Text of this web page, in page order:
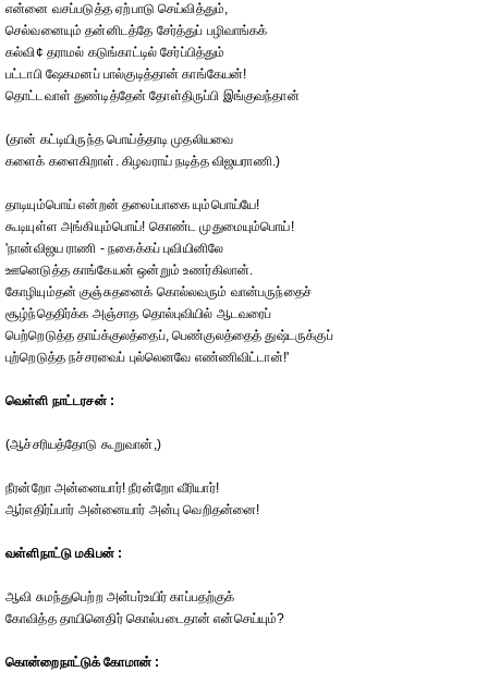
என்னை வசப்படுத்த ஏற்பாடு செய்வித்தும்,
செல்வனையும் தன்னிடத்தே சேர்த்துப் பழிவாங்கக்
கல்வி¢ தராமல் கடுங்காட்டில் சேர்ப்பித்தும்
பட்டாபி ஷேகமனப் பால்குடித்தான் காங்கேயன்!
தொட்டவாள் துண்டித்தேன் தோள்திருப்பி இங்குவந்தான்
(தான் கட்டியிருந்த பொய்த்தாடி முதலியவை
களைக் களைகிறாள். கிழவராய் நடித்த விஜயராணி.)
தாடியும்பொய் என்றன் தலைப்பாகை யும்பொய்யே!
கூடியுள்ள அங்கியும்பொய்! கொண்ட முதுமையும்பொய்!
'நான்விஜய ராணி - நகைக்கப் புவியினிலே
ஊனெடுத்த காங்கேயன் ஒன்றும் உணர்கிலான்.
கோழியும்தன் குஞ்சுதனைக் கொல்லவரும் வான்பருந்தைச்
சூழ்ந்தெதிர்க்க அஞ்சாத தொல்புவியில் ஆடவரைப்
பெற்றெடுத்த தாய்க்குலத்தைப், பெண்குலத்தைத் துஷ்டருக்குப்
புற்றெடுத்த நச்சரவைப் புல்லெனவே எண்ணிவிட்டான்!'
வெள்ளி நாட்டரசன் :
(ஆச்சரியத்தோடு கூறுவான்,)
நீரன்றோ அன்னையார்! நீரன்றோ வீரியார்!
ஆர்எதிர்ப்பார் அன்னையார் அன்பு வெறிதன்னை!
வள்ளிநாட்டு மகிபன் :
ஆவி சுமந்துபெற்ற அன்பர்உயிர் காப்பதற்குக்
கோவித்த தாயினெதிர் கொல்படைதான் என்செய்யும்?
கொன்றைநாட்டுக் கோமான் :